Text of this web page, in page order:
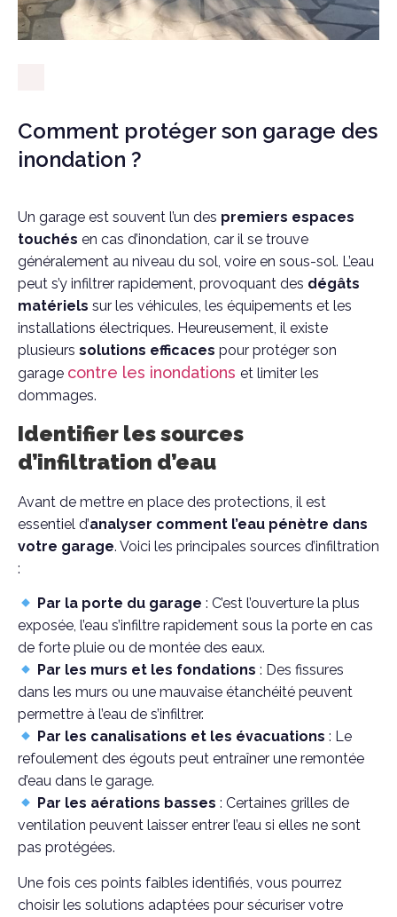
Comment protéger son garage des
inondation ?
Un garage est souvent l’un des premiers espaces
touchés en cas d’inondation, car il se trouve
généralement au niveau du sol, voire en sous-sol. L’eau
peut s’y infiltrer rapidement, provoquant des dégâts
matériels sur les véhicules, les équipements et les
installations électriques. Heureusement, il existe
plusieurs solutions efficaces pour protéger son
garage contre les inondations et limiter les
dommages.
Identifier les sources
d’infiltration d’eau
Avant de mettre en place des protections, il est
essentiel d’analyser comment l’eau pénètre dans
votre garage. Voici les principales sources d’infiltration
:
Par la porte du garage : C’est l’ouverture la plus
exposée, l’eau s’infiltre rapidement sous la porte en cas
de forte pluie ou de montée des eaux.
Par les murs et les fondations : Des fissures
dans les murs ou une mauvaise étanchéité peuvent
permettre à l’eau de s’infiltrer.
Par les canalisations et les évacuations : Le
refoulement des égouts peut entraîner une remontée
d’eau dans le garage.
Par les aérations basses : Certaines grilles de
ventilation peuvent laisser entrer l’eau si elles ne sont
pas protégées.
Une fois ces points faibles identifiés, vous pourrez
choisir les solutions adaptées pour sécuriser votre